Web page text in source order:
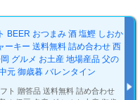
BEER おつまみ 酒 塩鰹 しおか
ーキー 送料無料 詰め合わせ 西
グルメ お土産 地場産品 父の
元 御歳暮 バレンタイン
ト 贈答品 送料無料 詰め合わせ